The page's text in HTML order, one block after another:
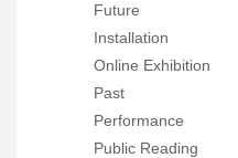
Future
Installation
Online Exhibition
Past
Performance
Public Reading